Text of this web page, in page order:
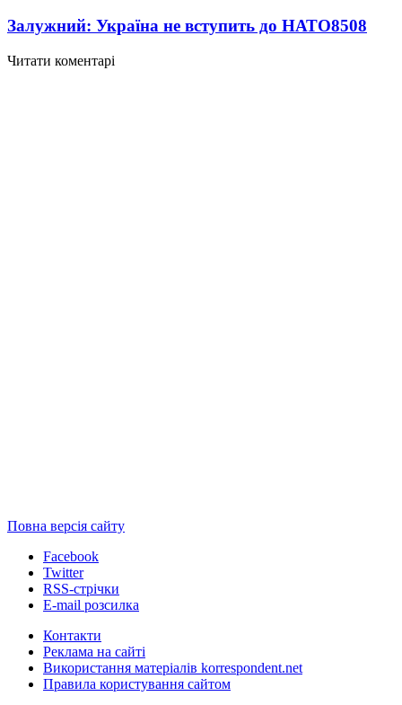
Залужний: Україна не вступить до НАТО8508
Читати коментарі
Повна версія сайту
Facebook
Twitter
RSS-стрічки
E-mail розсилка
Контакти
Реклама на сайті
Використання матеріалів korrespondent.net
Правила користування сайтом